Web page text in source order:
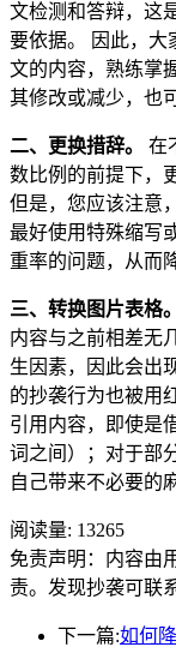
文检测和答辩，这
要依据。 因此，大
文的内容，熟练掌
其修改或减少，也
二、更换措辞。
在
数比例的前提下，
但是，您应该注意
最好使用特殊缩写
重率的问题，从而
三、转换图片表格。
内容与之前相差无
生因素，因此会出
的抄袭行为也被用
引用内容，即使是
词之间）；对于部
自己带来不必要的
阅读量: 13265
免责声明：内容由
责。发现抄袭可联
下一篇:如何